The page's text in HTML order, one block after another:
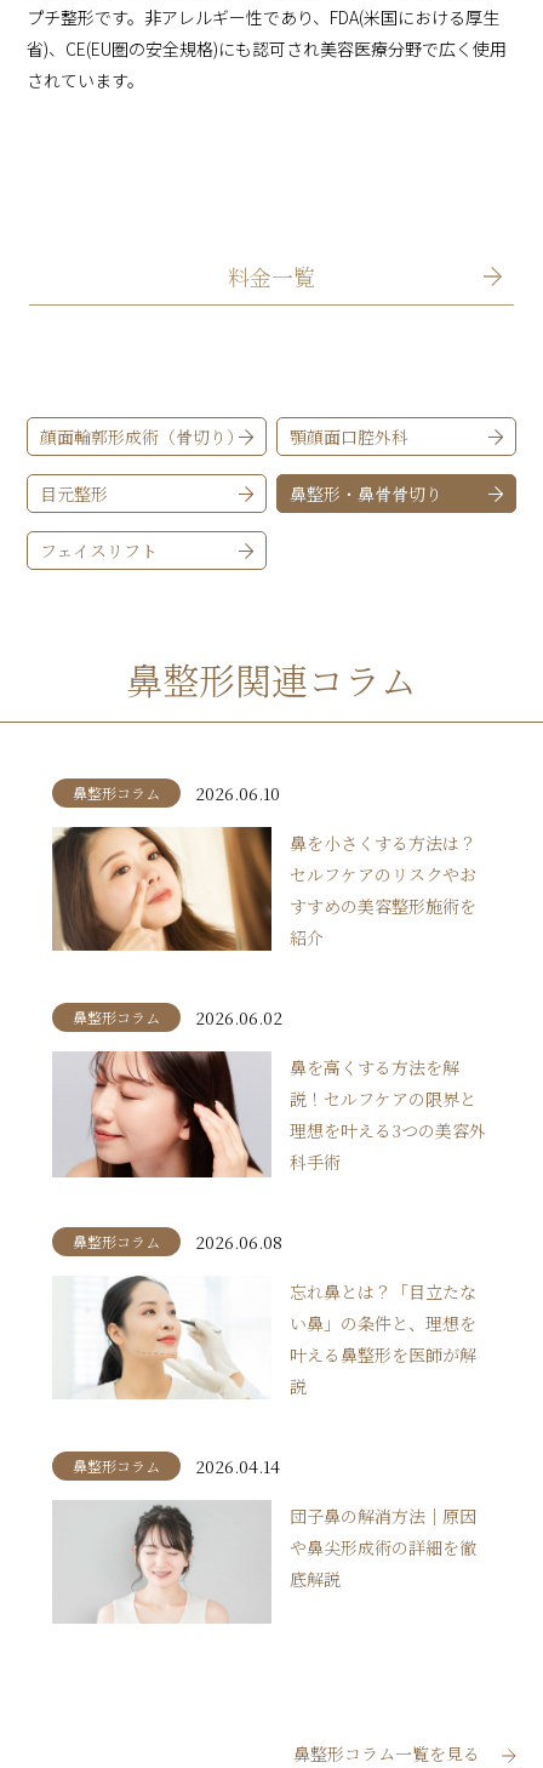
プチ整形です。非アレルギー性であり、FDA(米国における厚生
省)、CE(EU圏の安全規格)にも認可され美容医療分野で広く使用
されています。
料金一覧
顔面輪郭形成術（骨切り） 顎顔面口腔外科
目元整形 鼻整形・鼻骨骨切り
フェイスリフト
鼻整形関連コラム
鼻整形コラム 2026.06.10
鼻を小さくする方法は？
セルフケアのリスクやお
すすめの美容整形施術を
紹介
鼻整形コラム 2026.06.02
鼻を高くする方法を解
説！セルフケアの限界と
理想を叶える3つの美容外
科手術
鼻整形コラム 2026.06.08
忘れ鼻とは？「目立たな
い鼻」の条件と、理想を
叶える鼻整形を医師が解
説
鼻整形コラム 2026.04.14
団子鼻の解消方法｜原因
や鼻尖形成術の詳細を徹
底解説
鼻整形コラム一覧を見る